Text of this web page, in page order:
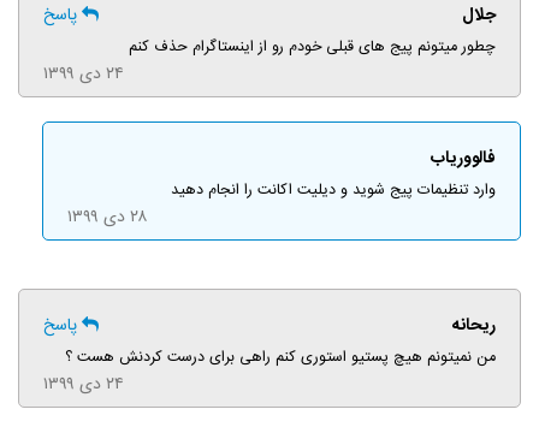
جلال پاسخ
چطور میتونم پیج های قبلی خودم رو از اینستاگرام حذف کنم
۲۴ دی ۱۳۹۹
فالووریاب
وارد تنظیمات پیج شوید و دیلیت اکانت را انجام دهید
۲۸ دی ۱۳۹۹
ریحانه پاسخ
من نمیتونم هیچ پستیو استوری کنم راهی برای درست کردنش هست ؟
۲۴ دی ۱۳۹۹